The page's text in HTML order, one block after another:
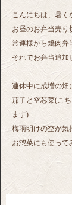
こんにちは、暑
お昼のお弁当売り
常連様から焼肉弁
それでお弁当追加
連休中に成増の畑
茄子と空芯菜(こ
ます)
梅雨明けの空が気
お惣菜にも使って